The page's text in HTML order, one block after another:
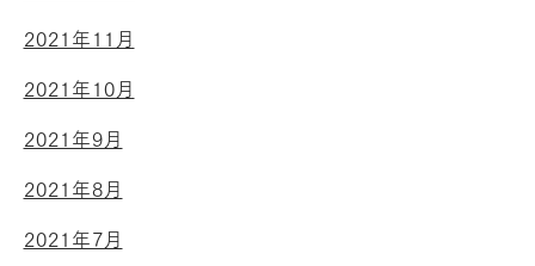
2021年11月
2021年10月
2021年9月
2021年8月
2021年7月